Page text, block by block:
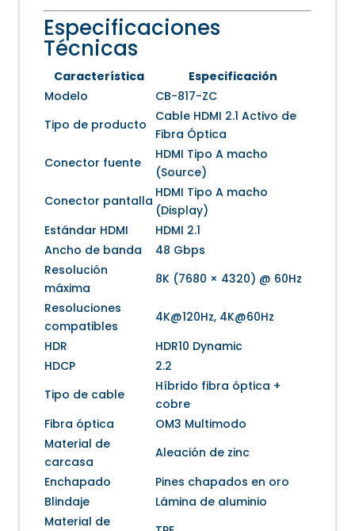
Especificaciones
Técnicas
Característica
Especificación
Modelo
CB-817-ZC
Tipo de producto
Cable HDMI 2.1 Activo de
Fibra Óptica
Conector fuente
HDMI Tipo A macho
(Source)
Conector pantalla
HDMI Tipo A macho
(Display)
Estándar HDMI
HDMI 2.1
Ancho de banda
48 Gbps
Resolución
máxima
8K (7680 × 4320) @ 60Hz
Resoluciones
compatibles
4K@120Hz, 4K@60Hz
HDR
HDR10 Dynamic
HDCP
2.2
Tipo de cable
Híbrido fibra óptica +
cobre
Fibra óptica
OM3 Multimodo
Material de
carcasa
Aleación de zinc
Enchapado
Pines chapados en oro
Blindaje
Lámina de aluminio
Material de